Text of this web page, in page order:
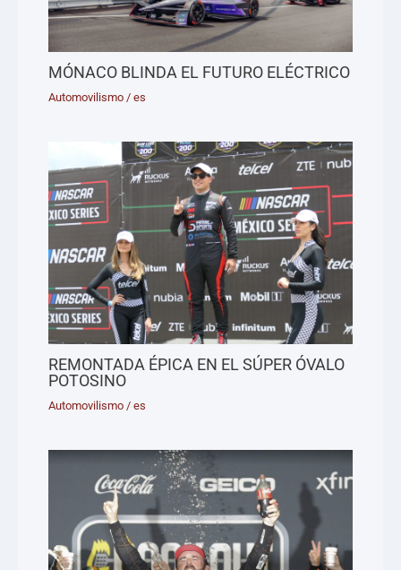
MÓNACO BLINDA EL FUTURO ELÉCTRICO
Automovilismo /es
REMONTADA ÉPICA EN EL SÚPER ÓVALO
POTOSINO
Automovilismo /es